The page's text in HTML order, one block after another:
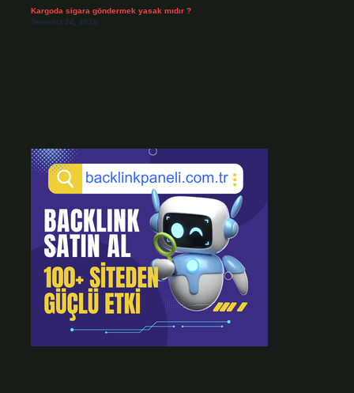
Kargoda sigara göndermek yasak mıdır ?
Temmuz 24, 2026